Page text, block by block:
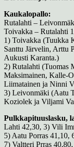
Kaukalopallo:
Rutalahti –
Toivakka – Rutalahti
1) Toivakka (Tuukka
Santtu Järvelin, Arttu
Aukusti Karanta.)
2) Rutalahti (Tuomas
Maksimainen, Kalle-
Liimatainen ja Ninni
3) Leivonmäki (Aatu
Koziolek ja Viljami
Pulkkapituuslasku,
Lahti 42,30, 3) Vili
5) Aatu Porras
7) Valtteri Prras